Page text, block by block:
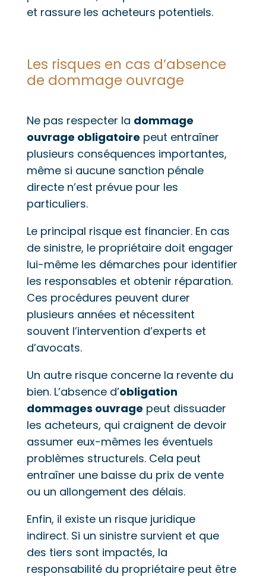
et rassure les acheteurs potentiels.
Les risques en cas d’absence
de dommage ouvrage
Ne pas respecter la dommage
ouvrage obligatoire peut entraîner
plusieurs conséquences importantes,
même si aucune sanction pénale
directe n’est prévue pour les
particuliers.
Le principal risque est financier. En cas
de sinistre, le propriétaire doit engager
lui-même les démarches pour identifier
les responsables et obtenir réparation.
Ces procédures peuvent durer
plusieurs années et nécessitent
souvent l’intervention d’experts et
d’avocats.
Un autre risque concerne la revente du
bien. L’absence d’obligation
dommages ouvrage peut dissuader
les acheteurs, qui craignent de devoir
assumer eux-mêmes les éventuels
problèmes structurels. Cela peut
entraîner une baisse du prix de vente
ou un allongement des délais.
Enfin, il existe un risque juridique
indirect. Si un sinistre survient et que
des tiers sont impactés, la
responsabilité du propriétaire peut être